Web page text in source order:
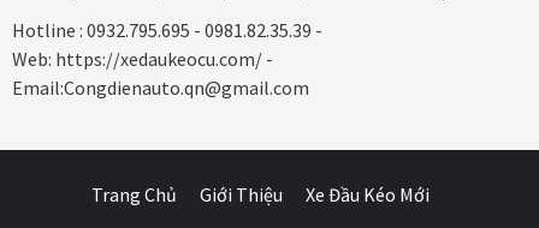
Hotline : 0932.795.695 - 0981.82.35.39 -
Web: https://xedaukeocu.com/ -
Email:Congdienauto.qn@gmail.com
Trang Chủ Giới Thiệu Xe Đầu Kéo Mới